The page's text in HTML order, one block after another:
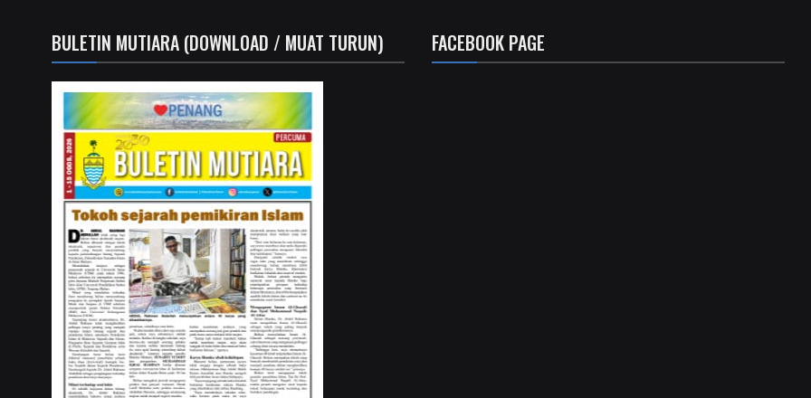
BULETIN MUTIARA (DOWNLOAD / MUAT TURUN) FACEBOOK PAGE